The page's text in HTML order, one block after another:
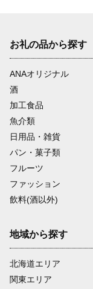
お礼の品から探す
ANAオリジナル
酒
加工食品
魚介類
日用品・雑貨
パン・菓子類
フルーツ
ファッション
飲料(酒以外)
地域から探す
北海道エリア
関東エリア